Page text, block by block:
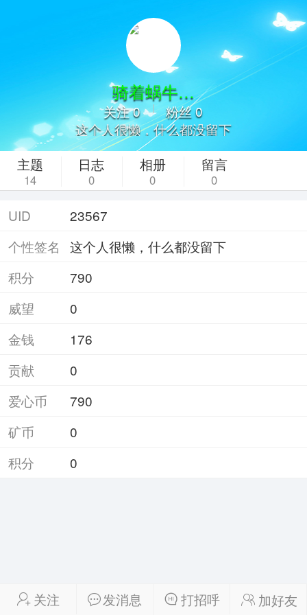
骑着蜗牛逛苍穹3
关注 0
粉丝 0
这个人很懒，什么都没留下
关注 发消息 打招呼 加好友
主题
14
日志
0
相册
0
留言
0
UID
23567
个性签名
这个人很懒，什么都没留下
积分
790
威望
0
金钱
176
贡献
0
爱心币
790
矿币
0
积分
0